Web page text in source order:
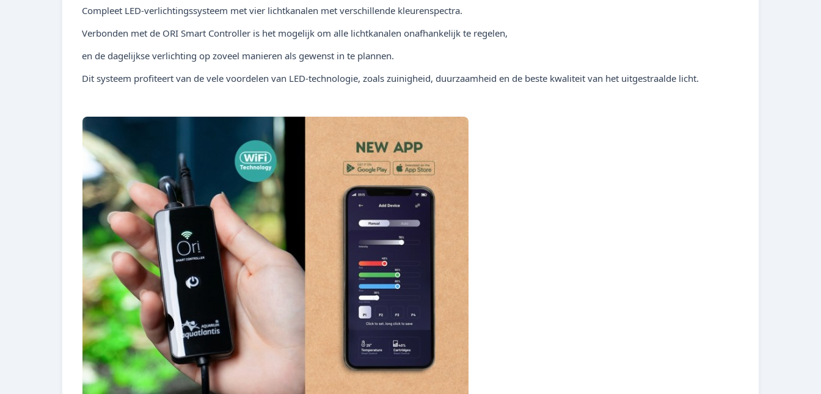
Compleet LED-verlichtingssysteem met vier lichtkanalen met verschillende kleurenspectra.
Verbonden met de ORI Smart Controller is het mogelijk om alle lichtkanalen onafhankelijk te regelen,
en de dagelijkse verlichting op zoveel manieren als gewenst in te plannen.
Dit systeem profiteert van de vele voordelen van LED-technologie, zoals zuinigheid, duurzaamheid en de beste kwaliteit van het uitgestraalde licht.